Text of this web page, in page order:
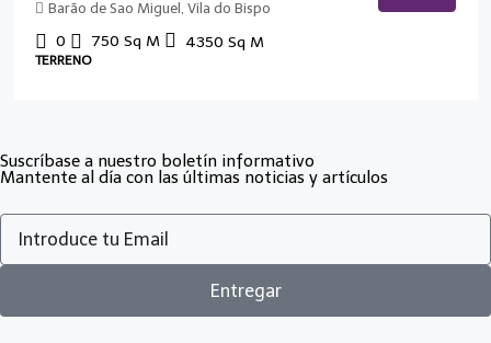
Barão de Sao Miguel, Vila do Bispo
0 750 Sq M 4350 Sq M
TERRENO
Suscríbase a nuestro boletín informativo
Mantente al día con las últimas noticias y artículos
Entregar